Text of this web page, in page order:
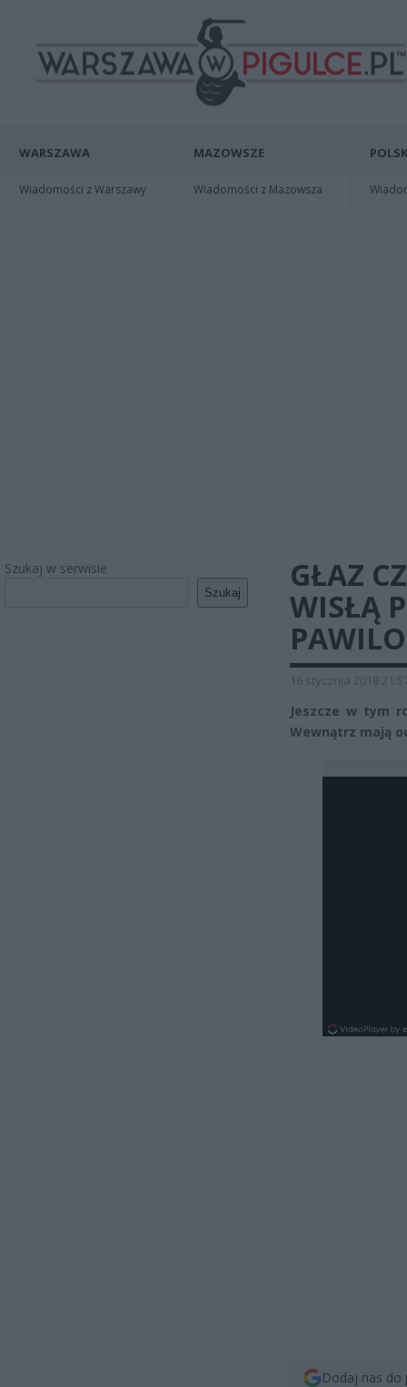
WARSZAWA
Wiadomości z Warszawy
MAZOWSZE
Wiadomości z Mazowsza
Szukaj w serwisie
Szukaj
GŁAZ
WISŁĄ
16 stycznia 2018
Jeszcze w tym
Wewnątrz mają
Dodaj nas do